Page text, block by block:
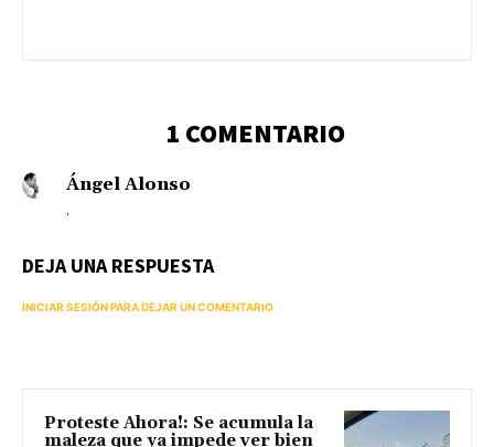
1 COMENTARIO
Ángel Alonso
.
DEJA UNA RESPUESTA
INICIAR SESIÓN PARA DEJAR UN COMENTARIO
Proteste Ahora!: Se acumula la
maleza que ya impede ver bien